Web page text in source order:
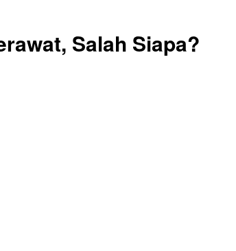
Salah Siapa?